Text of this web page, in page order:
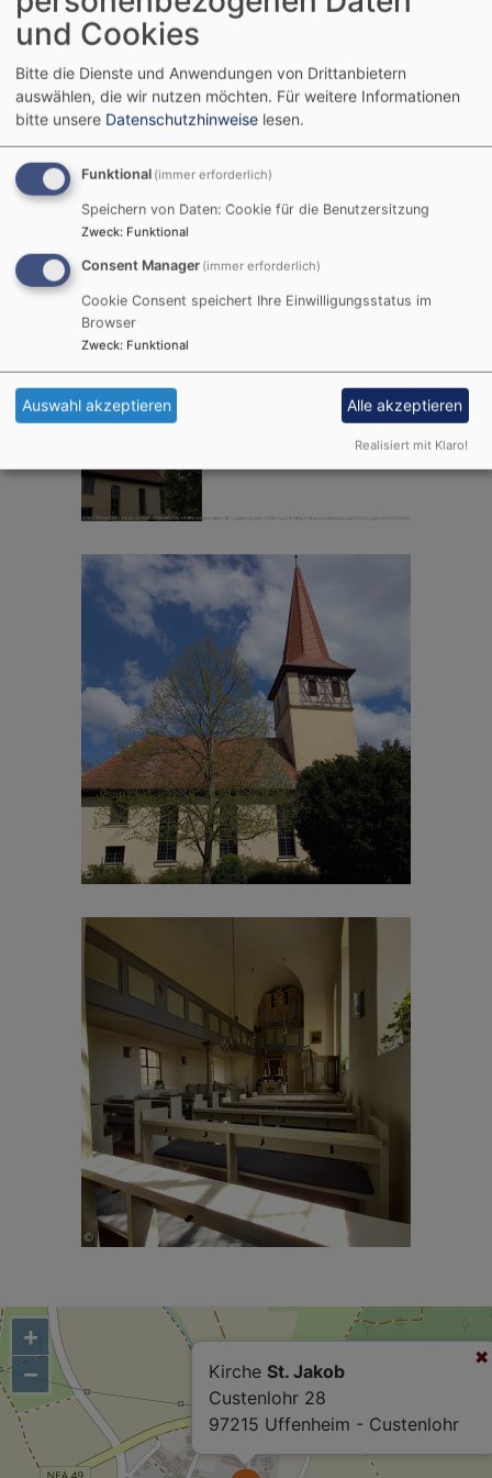
Custenlohr
Dekanat Uffenheim
Kirchenkreis Ansbach-
Würzburg
Tel.09847 358
pfarramt.seenheim@elkb.de
Webseite
Öffnungszeiten:
Die Kirche in Custenlohr
ist von Ostern bis
Oktober immer Sonntags
geöffent.
Markgrafenkirchen:
Andreas
Matthäus
Kirche St. Jakob
Custenlohr 28
97215 Uffenheim - Custenlohr
+
−
und Cookies
Bitte die Dienste und Anwendungen von Drittanbietern
auswählen, die wir nutzen möchten. Für weitere Informationen
bitte unsere Datenschutzhinweise lesen.
Funktional (immer erforderlich)
Speichern von Daten: Cookie für die Benutzersitzung
Zweck: Funktional
Consent Manager (immer erforderlich)
Cookie Consent speichert Ihre Einwilligungsstatus im
Browser
Zweck: Funktional
Auswahl akzeptieren Alle akzeptieren
Realisiert mit Klaro!